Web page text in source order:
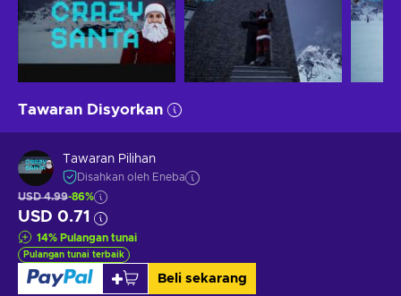
Tawaran Disyorkan
Tawaran Pilihan
Disahkan oleh Eneba
USD 4.99-86%
USD 0.71
14% Pulangan tunai
Pulangan tunai terbaik
Beli sekarang